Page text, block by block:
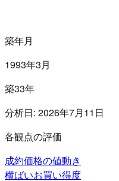
築年月
1993年3月
築33年
分析日: 2026年7月11日
各観点の評価
成約価格の値動き
横ばいお買い得度